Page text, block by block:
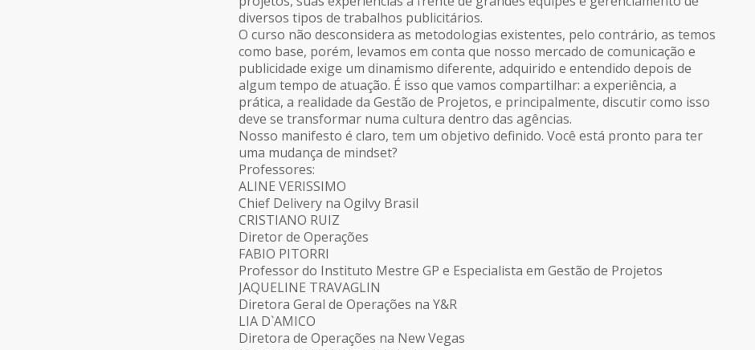
diversos tipos de trabalhos publicitários.
O curso não desconsidera as metodologias existentes, pelo contrário, as temos
como base, porém, levamos em conta que nosso mercado de comunicação e
publicidade exige um dinamismo diferente, adquirido e entendido depois de
algum tempo de atuação. É isso que vamos compartilhar: a experiência, a
prática, a realidade da Gestão de Projetos, e principalmente, discutir como isso
deve se transformar numa cultura dentro das agências.
Nosso manifesto é claro, tem um objetivo definido. Você está pronto para ter
uma mudança de mindset?
Professores:
ALINE VERISSIMO
Chief Delivery na Ogilvy Brasil
CRISTIANO RUIZ
Diretor de Operações
FABIO PITORRI
Professor do Instituto Mestre GP e Especialista em Gestão de Projetos
JAQUELINE TRAVAGLIN
Diretora Geral de Operações na Y&R
LIA D`AMICO
Diretora de Operações na New Vegas